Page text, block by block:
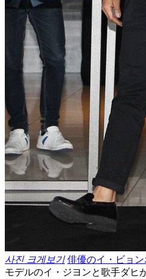
사진 크게보기 俳優のイ・ビョン
モデルのイ・ジヨンと歌手ダヒ